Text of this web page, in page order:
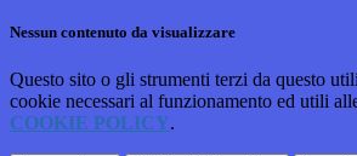
Nessun contenuto da visualizzare
Questo sito o gli strumenti terzi da questo
cookie necessari al funzionamento ed utili
COOKIE POLICY.